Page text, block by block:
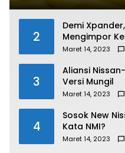
2
Demi
Mengimpor
Maret 14, 2023
3
Aliansi
Versi Mungil
Maret 14, 2023
4
Sosok New
Kata NMI?
Maret 14, 2023